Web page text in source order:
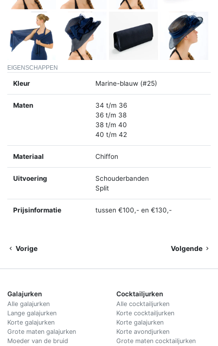
EIGENSCHAPPEN
Kleur Marine-blauw (#25)
Maten
34 t/m 36
36 t/m 38
38 t/m 40
40 t/m 42
Materiaal Chiffon
Uitvoering
Schouderbanden
Split
Prijsinformatie tussen €100,- en €130,-
Vorige Volgende
Galajurken
Alle galajurken
Lange galajurken
Korte galajurken
Grote maten galajurken
Moeder van de bruid
Cocktailjurken
Alle cocktailjurken
Korte cocktailjurken
Korte galajurken
Korte avondjurken
Grote maten cocktailjurken